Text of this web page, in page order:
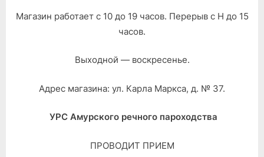
Магазин работает с 10 до 19 часов. Перерыв с Н до 15
часов.
Выходной — воскресенье.
Адрес магазина: ул. Карла Маркса, д. № 37.
УРС Амурского речного пароходства
ПРОВОДИТ ПРИЕМ